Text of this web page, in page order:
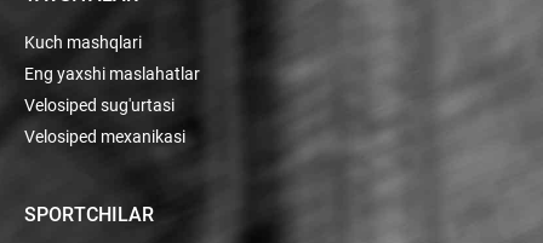
Kuch mashqlari
Eng yaxshi maslahatlar
Velosiped sug'urtasi
Velosiped mexanikasi
SPORTCHILAR